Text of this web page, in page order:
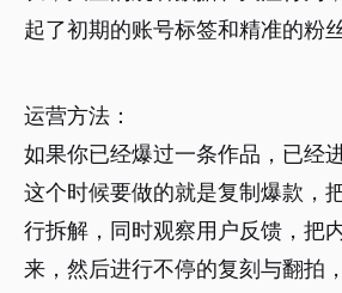
起了初期的账号标签和精准的粉丝
运营方法：
如果你已经爆过一条作品，已经
这个时候要做的就是复制爆款，
行拆解，同时观察用户反馈，把
来，然后进行不停的复刻与翻拍